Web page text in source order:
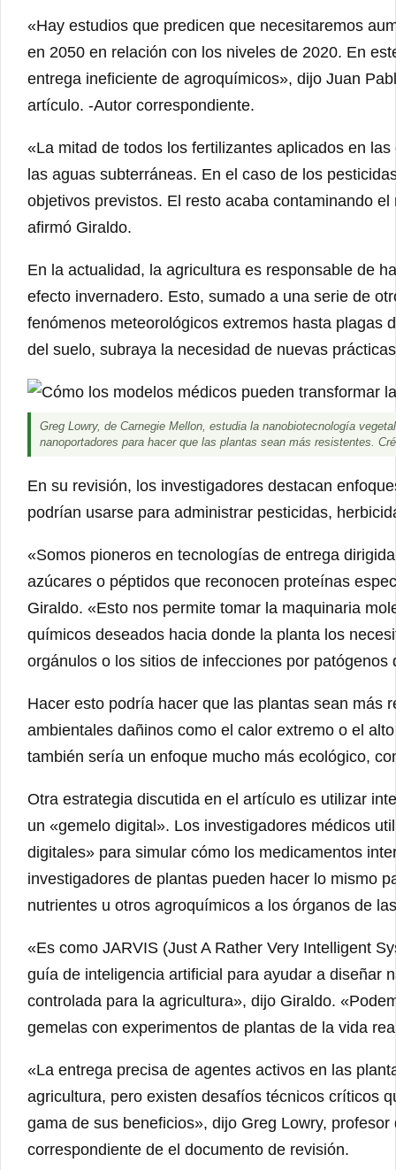
«Hay estudios que predicen que necesitaremos
en 2050 en relación con los niveles de 2020. En
entrega ineficiente de agroquímicos», dijo Juan
artículo. -Autor correspondiente.
«La mitad de todos los fertilizantes aplicados en
las aguas subterráneas. En el caso de los
objetivos previstos. El resto acaba contaminando
afirmó Giraldo.
En la actualidad, la agricultura es responsable de
efecto invernadero. Esto, sumado a una serie de
fenómenos meteorológicos extremos hasta plagas
del suelo, subraya la necesidad de nuevas
Greg Lowry, de Carnegie Mellon, estudia la nanobiotecnología
nanoportadores para hacer que las plantas sean más resistentes.
En su revisión, los investigadores destacan
podrían usarse para administrar pesticidas,
«Somos pioneros en tecnologías de entrega
azúcares o péptidos que reconocen proteínas
Giraldo. «Esto nos permite tomar la maquinaria
químicos deseados hacia donde la planta los
orgánulos o los sitios de infecciones por patógenos
Hacer esto podría hacer que las plantas sean más
ambientales dañinos como el calor extremo o el
también sería un enfoque mucho más ecológico,
Otra estrategia discutida en el artículo es utilizar
un «gemelo digital». Los investigadores médicos
digitales» para simular cómo los medicamentos
investigadores de plantas pueden hacer lo mismo
nutrientes u otros agroquímicos a los órganos de
«Es como JARVIS (Just A Rather Very Intelligent
guía de inteligencia artificial para ayudar a diseñar
controlada para la agricultura», dijo Giraldo.
gemelas con experimentos de plantas de la vida
«La entrega precisa de agentes activos en las
agricultura, pero existen desafíos técnicos críticos
gama de sus beneficios», dijo Greg Lowry,
correspondiente de el documento de revisión.